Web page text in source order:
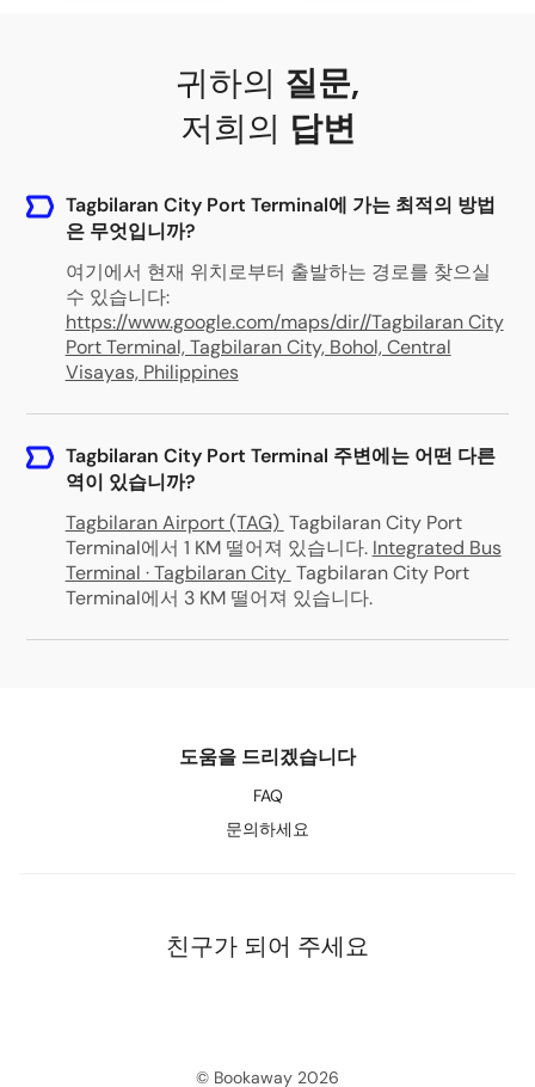
귀하의 질문,
저희의 답변
Tagbilaran City Port Terminal에 가는 최적의 방법
은 무엇입니까?
여기에서 현재 위치로부터 출발하는 경로를 찾으실
수 있습니다:
https://www.google.com/maps/dir//Tagbilaran City
Port Terminal, Tagbilaran City, Bohol, Central
Visayas, Philippines
Tagbilaran City Port Terminal 주변에는 어떤 다른
역이 있습니까?
Tagbilaran Airport (TAG) Tagbilaran City Port
Terminal에서 1 KM 떨어져 있습니다. Integrated Bus
Terminal · Tagbilaran City Tagbilaran City Port
Terminal에서 3 KM 떨어져 있습니다.
도움을 드리겠습니다
FAQ
문의하세요
친구가 되어 주세요
© Bookaway 2026